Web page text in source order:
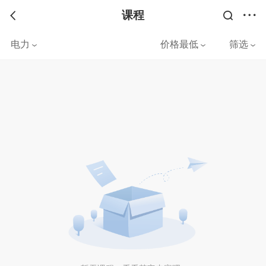
课程
电力 价格最低 筛选